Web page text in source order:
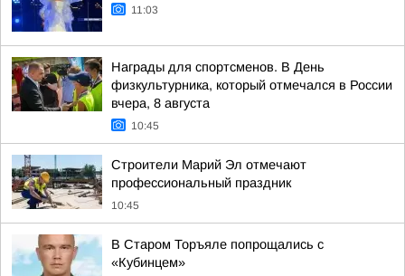
11:03
Награды для спортсменов. В День
физкультурника, который отмечался в России
вчера, 8 августа
10:45
Строители Марий Эл отмечают
профессиональный праздник
10:45
В Старом Торъяле попрощались с
«Кубинцем»